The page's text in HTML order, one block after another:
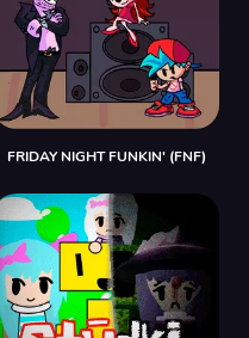
FRIDAY NIGHT FUNKIN' (FNF)